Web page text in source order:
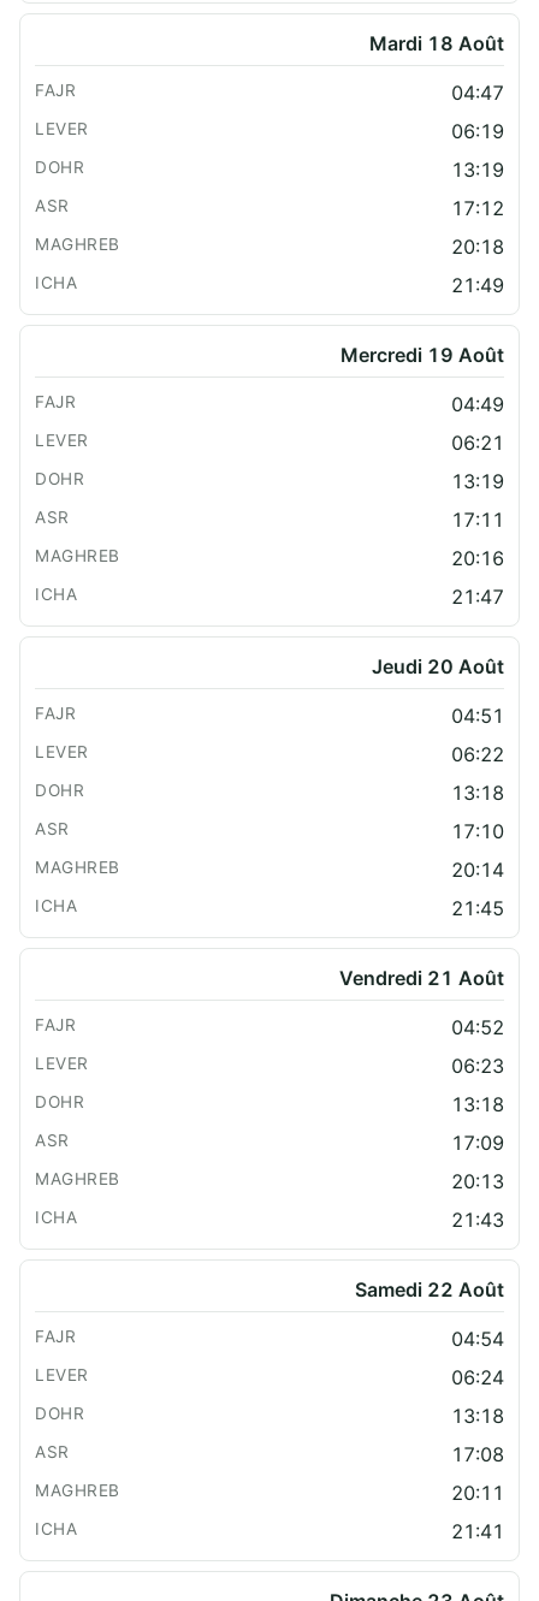
Mardi 18 Août
04:47
06:19
13:19
17:12
20:18
21:49
Mercredi 19 Août
04:49
06:21
13:19
17:11
20:16
21:47
Jeudi 20 Août
04:51
06:22
13:18
17:10
20:14
21:45
Vendredi 21 Août
04:52
06:23
13:18
17:09
20:13
21:43
Samedi 22 Août
04:54
06:24
13:18
17:08
20:11
21:41